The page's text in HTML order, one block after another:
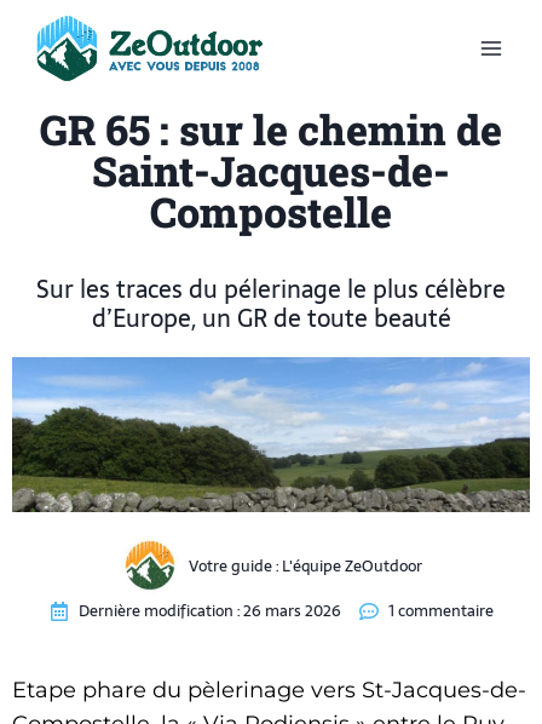
GR 65 : sur le chemin de
Saint-Jacques-de-
Compostelle
Sur les traces du pélerinage le plus célèbre
d’Europe, un GR de toute beauté
Votre guide :L'équipe ZeOutdoor
Dernière modification :26 mars 2026 1 commentaire
Etape phare du pèlerinage vers St-Jacques-de-